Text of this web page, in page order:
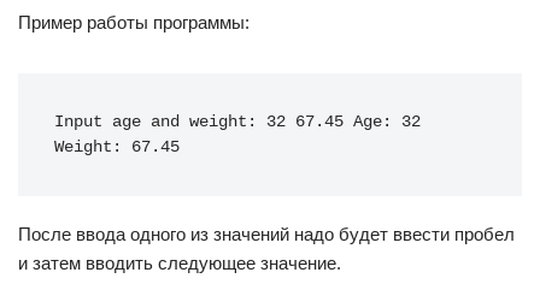
Пример работы программы:
Input age and weight: 32 67.45 Age: 32
Weight: 67.45
После ввода одного из значений надо будет ввести пробел
и затем вводить следующее значение.